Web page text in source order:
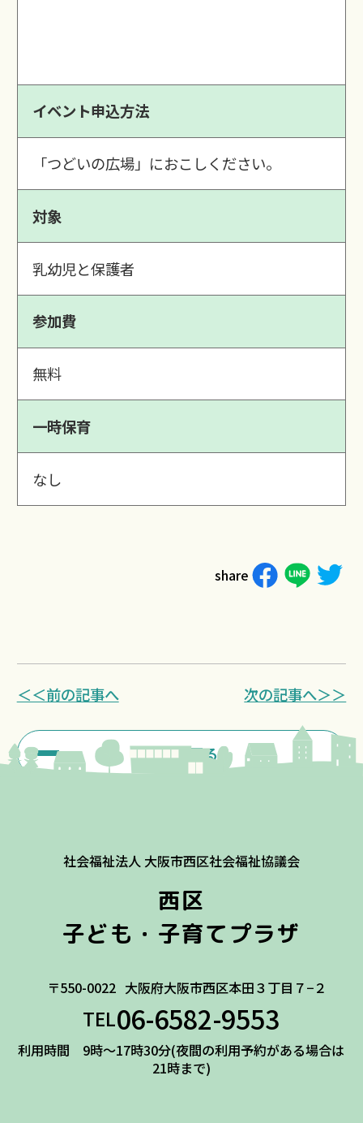
イベント申込方法
「つどいの広場」におこしください。
対象
乳幼児と保護者
参加費
無料
一時保育
なし
share
＜＜前の記事へ
一覧に戻る
次の記事へ＞＞
社会福祉法人 大阪市西区社会福祉協議会
西区
子ども・子育てプラザ
〒550-0022 大阪府大阪市西区本田３丁目７−２
TEL06-6582-9553
利用時間 9時～17時30分(夜間の利用予約がある場合は
21時まで)